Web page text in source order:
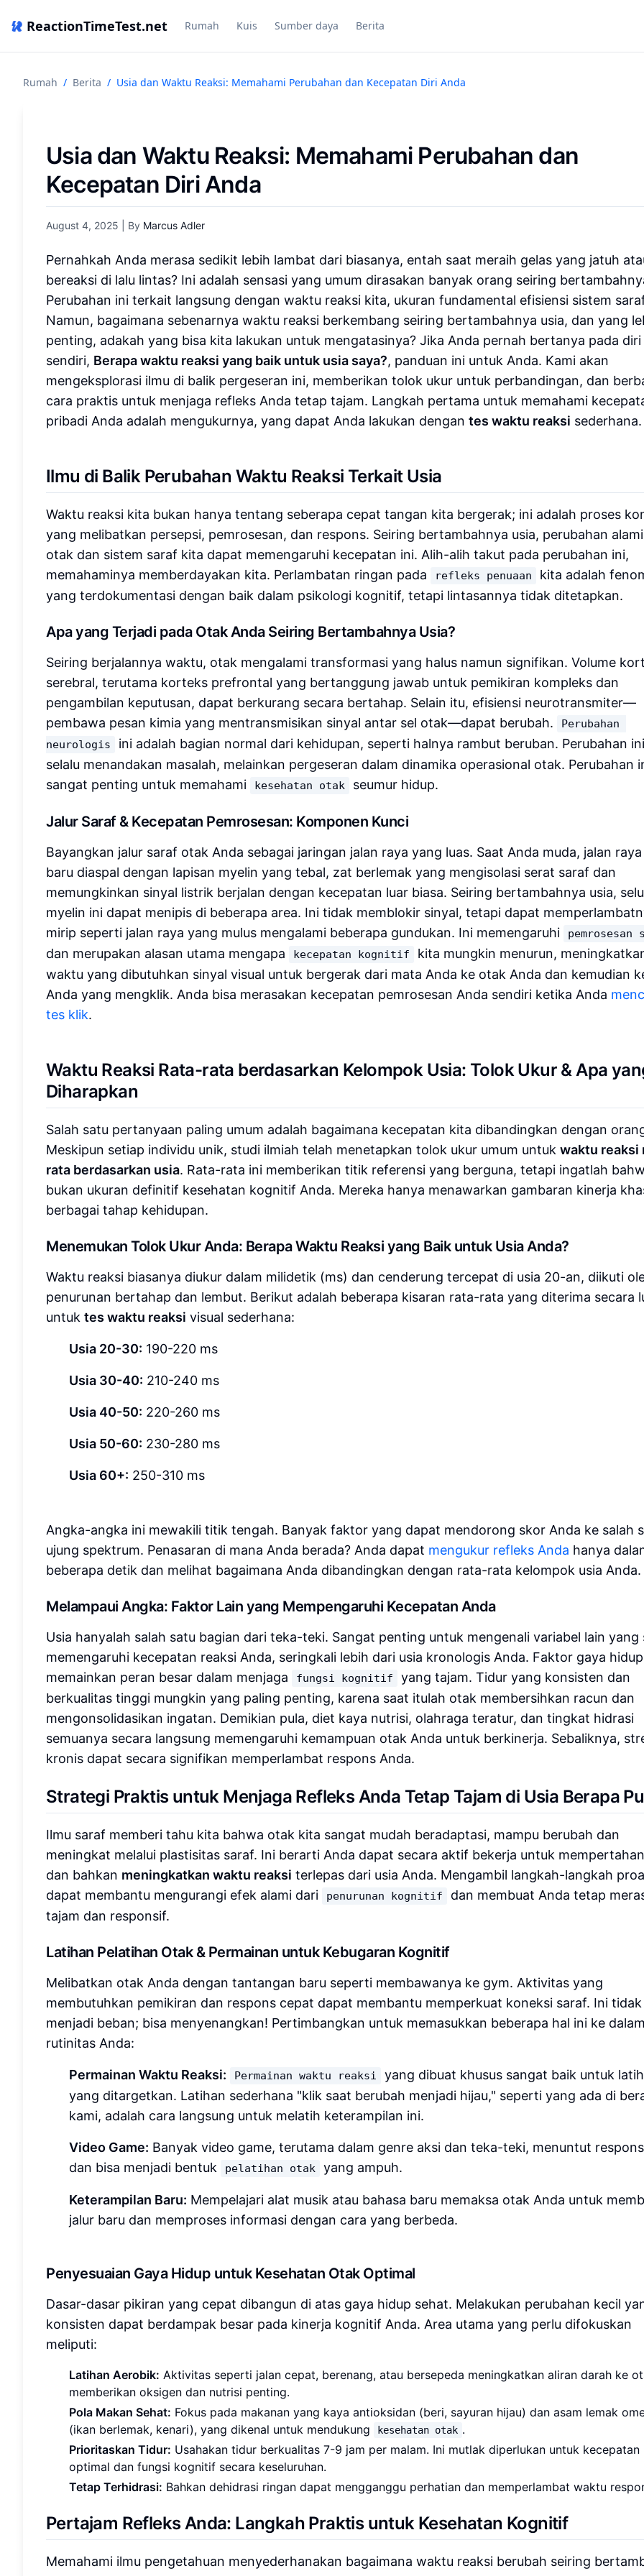
ReactionTimeTest.net Rumah Kuis Sumber daya Berita
Rumah / Berita / Usia dan Waktu Reaksi: Memahami Perubahan dan Kecepatan Diri Anda
Usia dan Waktu Reaksi: Memahami Perubahan dan
Kecepatan Diri Anda
August 4, 2025 | By Marcus Adler
Pernahkah Anda merasa sedikit lebih lambat dari biasanya, entah saat meraih gelas yang jatuh
bereaksi di lalu lintas? Ini adalah sensasi yang umum dirasakan banyak orang seiring
Perubahan ini terkait langsung dengan waktu reaksi kita, ukuran fundamental efisiensi sistem
Namun, bagaimana sebenarnya waktu reaksi berkembang seiring bertambahnya usia, dan yang
penting, adakah yang bisa kita lakukan untuk mengatasinya? Jika Anda pernah bertanya pada diri
sendiri, Berapa waktu reaksi yang baik untuk usia saya?, panduan ini untuk Anda. Kami akan
mengeksplorasi ilmu di balik pergeseran ini, memberikan tolok ukur untuk perbandingan, dan
cara praktis untuk menjaga refleks Anda tetap tajam. Langkah pertama untuk memahami
pribadi Anda adalah mengukurnya, yang dapat Anda lakukan dengan tes waktu reaksi sederhana.
Ilmu di Balik Perubahan Waktu Reaksi Terkait Usia
Waktu reaksi kita bukan hanya tentang seberapa cepat tangan kita bergerak; ini adalah proses
yang melibatkan persepsi, pemrosesan, dan respons. Seiring bertambahnya usia, perubahan
otak dan sistem saraf kita dapat memengaruhi kecepatan ini. Alih-alih takut pada perubahan ini,
memahaminya memberdayakan kita. Perlambatan ringan pada
refleks penuaan
kita adalah
yang terdokumentasi dengan baik dalam psikologi kognitif, tetapi lintasannya tidak ditetapkan.
Apa yang Terjadi pada Otak Anda Seiring Bertambahnya Usia?
Seiring berjalannya waktu, otak mengalami transformasi yang halus namun signifikan. Volume
serebral, terutama korteks prefrontal yang bertanggung jawab untuk pemikiran kompleks dan
pengambilan keputusan, dapat berkurang secara bertahap. Selain itu, efisiensi neurotransmiter—
pembawa pesan kimia yang mentransmisikan sinyal antar sel otak—dapat berubah.
Perubahan
neurologis
ini adalah bagian normal dari kehidupan, seperti halnya rambut beruban. Perubahan
selalu menandakan masalah, melainkan pergeseran dalam dinamika operasional otak. Perubahan
sangat penting untuk memahami
kesehatan otak seumur hidup.
Jalur Saraf & Kecepatan Pemrosesan: Komponen Kunci
Bayangkan jalur saraf otak Anda sebagai jaringan jalan raya yang luas. Saat Anda muda, jalan
baru diaspal dengan lapisan myelin yang tebal, zat berlemak yang mengisolasi serat saraf dan
memungkinkan sinyal listrik berjalan dengan kecepatan luar biasa. Seiring bertambahnya usia,
myelin ini dapat menipis di beberapa area. Ini tidak memblokir sinyal, tetapi dapat
mirip seperti jalan raya yang mulus mengalami beberapa gundukan. Ini memengaruhi
pemrosesan
dan merupakan alasan utama mengapa kecepatan kognitif
kita mungkin menurun,
waktu yang dibutuhkan sinyal visual untuk bergerak dari mata Anda ke otak Anda dan kemudian
Anda yang mengklik. Anda bisa merasakan kecepatan pemrosesan Anda sendiri ketika Anda
tes klik.
Waktu Reaksi Rata-rata berdasarkan Kelompok Usia: Tolok Ukur & Apa
Diharapkan
Salah satu pertanyaan paling umum adalah bagaimana kecepatan kita dibandingkan dengan
Meskipun setiap individu unik, studi ilmiah telah menetapkan tolok ukur umum untuk waktu reaksi
rata berdasarkan usia. Rata-rata ini memberikan titik referensi yang berguna, tetapi ingatlah
bukan ukuran definitif kesehatan kognitif Anda. Mereka hanya menawarkan gambaran kinerja
berbagai tahap kehidupan.
Menemukan Tolok Ukur Anda: Berapa Waktu Reaksi yang Baik untuk Usia Anda?
Waktu reaksi biasanya diukur dalam milidetik (ms) dan cenderung tercepat di usia 20-an, diikuti
penurunan bertahap dan lembut. Berikut adalah beberapa kisaran rata-rata yang diterima secara
untuk tes waktu reaksi visual sederhana:
Usia 20-30: 190-220 ms
Usia 30-40: 210-240 ms
Usia 40-50: 220-260 ms
Usia 50-60: 230-280 ms
Usia 60+: 250-310 ms
Angka-angka ini mewakili titik tengah. Banyak faktor yang dapat mendorong skor Anda ke salah
ujung spektrum. Penasaran di mana Anda berada? Anda dapat mengukur refleks Anda hanya
beberapa detik dan melihat bagaimana Anda dibandingkan dengan rata-rata kelompok usia Anda.
Melampaui Angka: Faktor Lain yang Mempengaruhi Kecepatan Anda
Usia hanyalah salah satu bagian dari teka-teki. Sangat penting untuk mengenali variabel lain yang
memengaruhi kecepatan reaksi Anda, seringkali lebih dari usia kronologis Anda. Faktor gaya hidup
memainkan peran besar dalam menjaga
fungsi kognitif
yang tajam. Tidur yang konsisten dan
berkualitas tinggi mungkin yang paling penting, karena saat itulah otak membersihkan racun dan
mengonsolidasikan ingatan. Demikian pula, diet kaya nutrisi, olahraga teratur, dan tingkat hidrasi
semuanya secara langsung memengaruhi kemampuan otak Anda untuk berkinerja. Sebaliknya,
kronis dapat secara signifikan memperlambat respons Anda.
Strategi Praktis untuk Menjaga Refleks Anda Tetap Tajam di Usia Berapa
Ilmu saraf memberi tahu kita bahwa otak kita sangat mudah beradaptasi, mampu berubah dan
meningkat melalui plastisitas saraf. Ini berarti Anda dapat secara aktif bekerja untuk
dan bahkan meningkatkan waktu reaksi terlepas dari usia Anda. Mengambil langkah-langkah
dapat membantu mengurangi efek alami dari
penurunan kognitif
dan membuat Anda tetap
tajam dan responsif.
Latihan Pelatihan Otak & Permainan untuk Kebugaran Kognitif
Melibatkan otak Anda dengan tantangan baru seperti membawanya ke gym. Aktivitas yang
membutuhkan pemikiran dan respons cepat dapat membantu memperkuat koneksi saraf. Ini
menjadi beban; bisa menyenangkan! Pertimbangkan untuk memasukkan beberapa hal ini ke dalam
rutinitas Anda:
Permainan Waktu Reaksi: Permainan waktu reaksi
yang dibuat khusus sangat baik untuk
yang ditargetkan. Latihan sederhana "klik saat berubah menjadi hijau," seperti yang ada di
kami, adalah cara langsung untuk melatih keterampilan ini.
Video Game: Banyak video game, terutama dalam genre aksi dan teka-teki, menuntut
dan bisa menjadi bentuk
pelatihan otak yang ampuh.
Keterampilan Baru: Mempelajari alat musik atau bahasa baru memaksa otak Anda untuk
jalur baru dan memproses informasi dengan cara yang berbeda.
Penyesuaian Gaya Hidup untuk Kesehatan Otak Optimal
Dasar-dasar pikiran yang cepat dibangun di atas gaya hidup sehat. Melakukan perubahan kecil
konsisten dapat berdampak besar pada kinerja kognitif Anda. Area utama yang perlu difokuskan
meliputi:
Latihan Aerobik: Aktivitas seperti jalan cepat, berenang, atau bersepeda meningkatkan aliran darah ke
memberikan oksigen dan nutrisi penting.
Pola Makan Sehat: Fokus pada makanan yang kaya antioksidan (beri, sayuran hijau) dan asam lemak
(ikan berlemak, kenari), yang dikenal untuk mendukung
kesehatan otak .
Prioritaskan Tidur: Usahakan tidur berkualitas 7-9 jam per malam. Ini mutlak diperlukan untuk kecepatan
optimal dan fungsi kognitif secara keseluruhan.
Tetap Terhidrasi: Bahkan dehidrasi ringan dapat mengganggu perhatian dan memperlambat waktu
Pertajam Refleks Anda: Langkah Praktis untuk Kesehatan Kognitif
Memahami ilmu pengetahuan menyederhanakan bagaimana waktu reaksi berubah seiring